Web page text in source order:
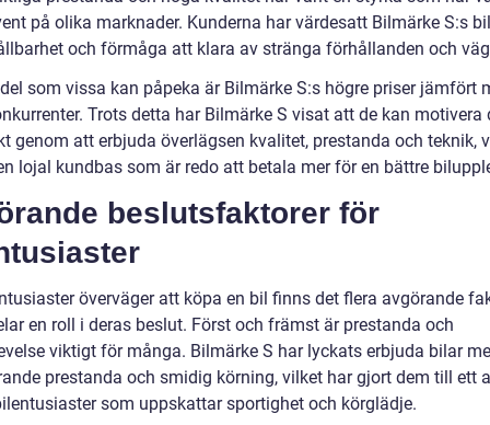
på olika marknader. Kunderna har värdesatt Bilmärke S:s
och förmåga att klara av stränga förhållanden och
som vissa kan påpeka är Bilmärke S:s högre priser jämfört
Trots detta har Bilmärke S visat att de kan motivera
genom att erbjuda överlägsen kvalitet, prestanda och teknik,
lojal kundbas som är redo att betala mer för en bättre
beslutsfaktorer för
överväger att köpa en bil finns det flera avgörande
en roll i deras beslut. Först och främst är prestanda och
viktigt för många. Bilmärke S har lyckats erbjuda bilar
prestanda och smidig körning, vilket har gjort dem till ett
som uppskattar sportighet och körglädje.